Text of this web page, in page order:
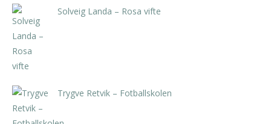
Solveig Landa – Rosa vifte
Trygve Retvik – Fotballskolen